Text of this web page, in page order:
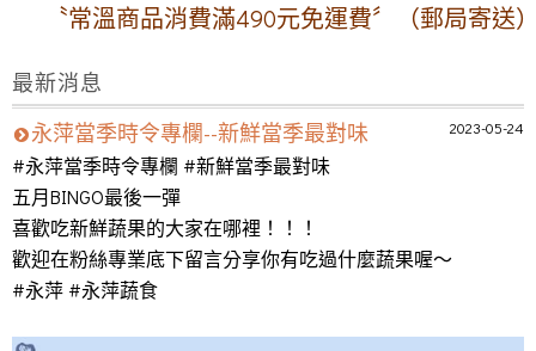
〝常溫商品消費滿490元免運費〞（郵局寄送）
最新消息
2023-05-24
永萍當季時令專欄--新鮮當季最對味
#永萍當季時令專欄 #新鮮當季最對味
五月BINGO最後一彈
喜歡吃新鮮蔬果的大家在哪裡！！！
歡迎在粉絲專業底下留言分享你有吃過什麼蔬果喔～
#永萍 #永萍蔬食